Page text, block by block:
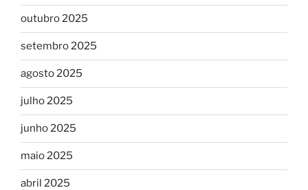
outubro 2025
setembro 2025
agosto 2025
julho 2025
junho 2025
maio 2025
abril 2025